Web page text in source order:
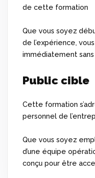
de cette formation
Que vous soyez
de l’expérience,
immédiatement
Public cible
Cette formation
personnel de
Que vous soyez
d’une équipe
conçu pour être